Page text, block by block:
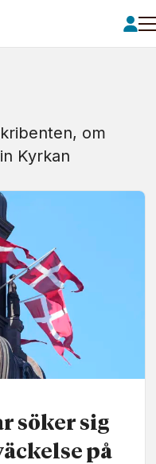
om
Kyrkan
söker sig
på